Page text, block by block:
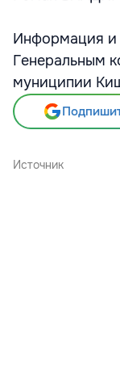
Информация и
Генеральным
муниципии
Источник